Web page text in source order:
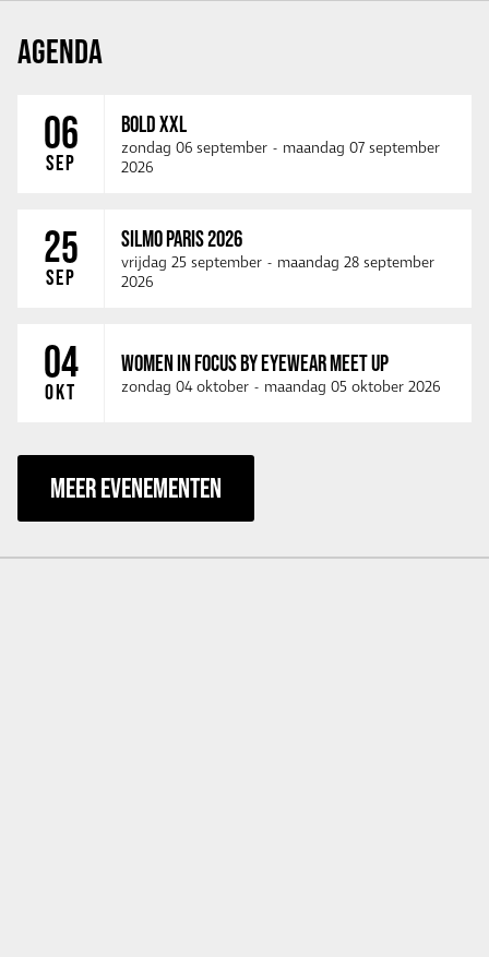
AGENDA
06
SEP
BOLD XXL
zondag 06 september - maandag 07 september
2026
25
SEP
SILMO PARIS 2026
vrijdag 25 september - maandag 28 september
2026
04
OKT
WOMEN IN FOCUS BY EYEWEAR MEET UP
zondag 04 oktober - maandag 05 oktober 2026
MEER EVENEMENTEN